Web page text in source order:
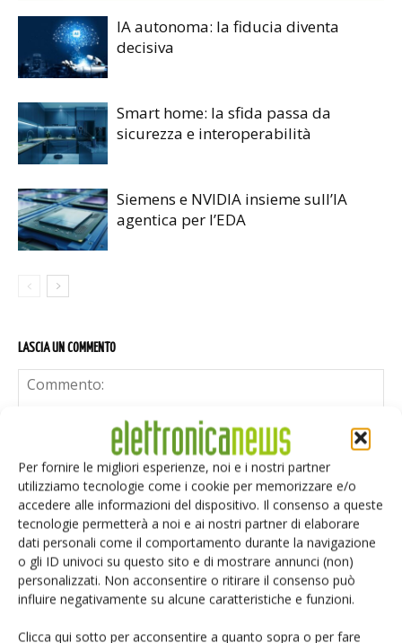
Per fornire le migliori esperienze, noi e i nostri partner
utilizziamo tecnologie come i cookie per memorizzare e/o
accedere alle informazioni del dispositivo. Il consenso a queste
tecnologie permetterà a noi e ai nostri partner di elaborare
dati personali come il comportamento durante la navigazione
o gli ID univoci su questo sito e di mostrare annunci (non)
personalizzati. Non acconsentire o ritirare il consenso può
influire negativamente su alcune caratteristiche e funzioni.
Clicca qui sotto per acconsentire a quanto sopra o per fare
IA autonoma: la fiducia diventa
decisiva
Smart home: la sfida passa da
sicurezza e interoperabilità
Siemens e NVIDIA insieme sull’IA
agentica per l’EDA
LASCIA UN COMMENTO